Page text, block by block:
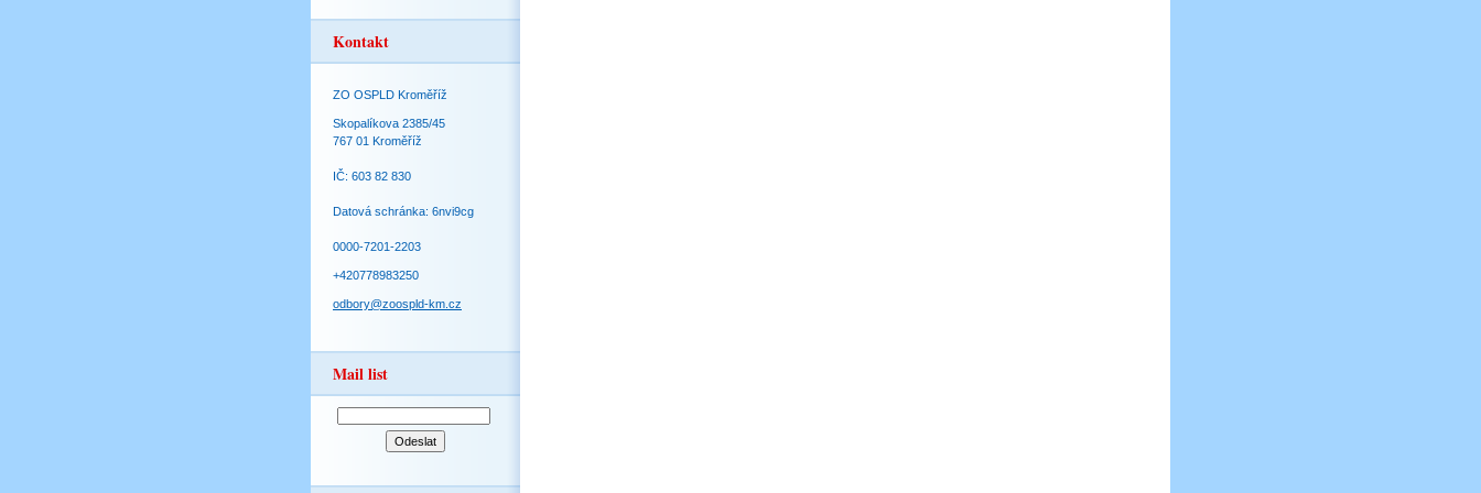
Kontakt
ZO OSPLD Kroměříž
Skopalíkova 2385/45
767 01 Kroměříž
IČ: 603 82 830
Datová schránka: 6nvi9cg
0000-7201-2203
+420778983250
odbory@zoospld-km.cz
Mail list